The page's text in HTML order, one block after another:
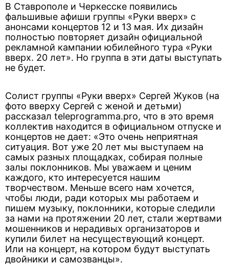
В Ставрополе и Черкесске появились
фальшивые афиши группы «Руки вверх» с
анонсами концертов 12 и 13 мая. Их дизайн
полностью повторяет дизайн официальной
рекламной кампании юбилейного тура «Руки
вверх. 20 лет». Но группа в эти даты выступать
не будет.
Солист группы «Руки вверх» Сергей Жуков (на
фото вверху Сергей с женой и детьми)
рассказал teleprogramma.pro, что в это время
коллектив находится в официальном отпуске и
концертов не дает: «Это очень неприятная
ситуация. Вот уже 20 лет мы выступаем на
самых разных площадках, собирая полные
залы поклонников. Мы уважаем и ценим
каждого, кто интересуется нашим
творчеством. Меньше всего нам хочется,
чтобы люди, ради которых мы работаем и
пишем музыку, поклонники, которые следили
за нами на протяжении 20 лет, стали жертвами
мошенников и нерадивых организаторов и
купили билет на несуществующий концерт.
Или на концерт, на котором будут выступать
двойники и самозванцы».